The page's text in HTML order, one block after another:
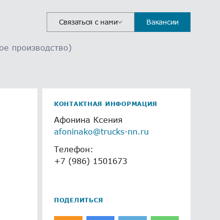
Связаться с нами Вакансии
производство)
КОНТАКТНАЯ ИНФОРМАЦИЯ
Афонина Ксения
afoninako@trucks-nn.ru
Телефон:
+7 (986) 1501673
ПОДЕЛИТЬСЯ